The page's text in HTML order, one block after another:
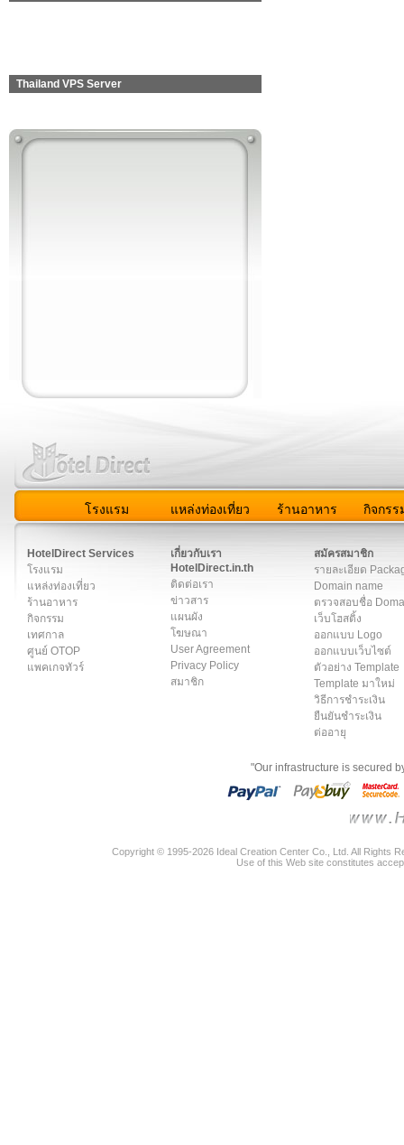
Thailand VPS Server
โรงแรม แหล่งท่องเที่ยว ร้านอาหาร กิจกรร
HotelDirect Services
โรงแรม
แหล่งท่องเที่ยว
ร้านอาหาร
กิจกรรม
เทศกาล
ศูนย์ OTOP
แพคเกจทัวร์
เกี่ยวกับเรา
HotelDirect.in.th
ติดต่อเรา
ข่าวสาร
แผนผัง
โฆษณา
User Agreement
Privacy Policy
สมาชิก
สมัครสมาชิก
รายละเอียด
Domain name
ตรวจสอบชื่อ
เว็บโฮสติ้ง
ออกแบบ Logo
ออกแบบเว็บไซต์
ตัวอย่าง Template
Template มาใหม่
วิธีการชำระเงิน
ยืนยันชำระเงิน
ต่ออายุ
"Our infrastructure is secured
Copyright © 1995-2026 Ideal Creation Center Co., Ltd. All Rights
Use of this Web site constitutes